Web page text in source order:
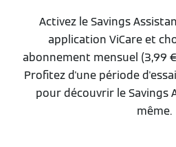
Activez le Savings
application ViCare et
abonnement mensuel (3,99
Profitez d'une période
pour découvrir le Savings
même.